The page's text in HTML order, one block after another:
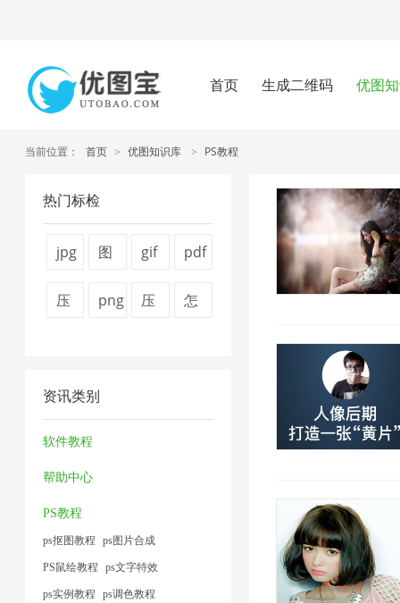
首页 生成二维码 优图
当前位置： 首页 > 优图知识库 > PS教程
热门标检
jpg
缩
1
图
7
gif
2
pdf
1
压
片
4
png
工
压
怎
资讯类别
软件教程
帮助中心
PS教程
ps抠图教程 ps图片合成
PS鼠绘教程 ps文字特效
ps实例教程 ps调色教程